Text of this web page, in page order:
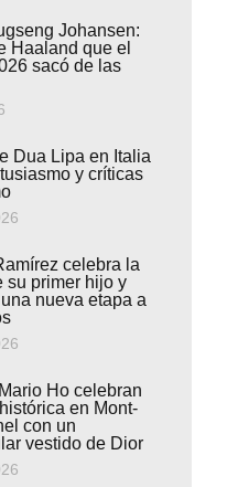
Johansen:
Haaland que el
sacó de las
Dua Lipa en Italia
y críticas
celebra la
su primer hijo y
nueva etapa a
Ho celebran
en Mont-
con un
vestido de Dior